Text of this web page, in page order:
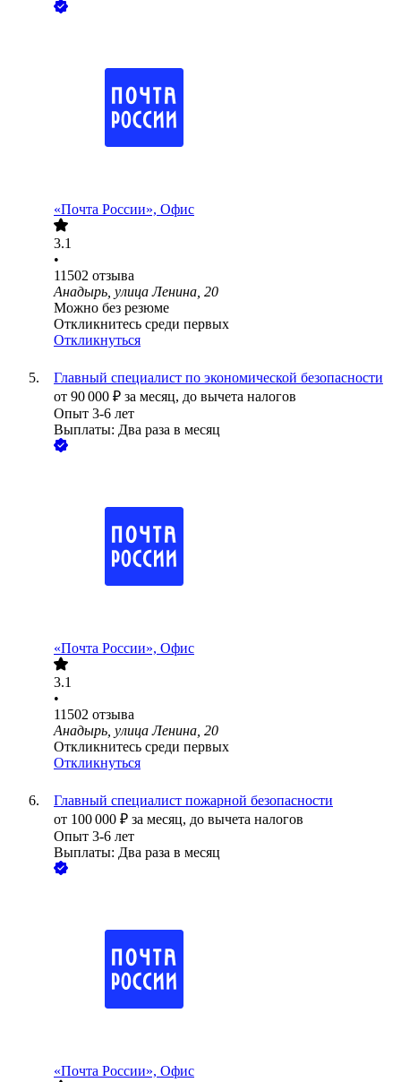
«Почта России», Офис
3.1
•
11502 отзыва
Анадырь, улица Ленина, 20
Можно без резюме
Откликнитесь среди первых
Откликнуться
Главный специалист по экономической безопасности
от 90 000 ₽ за месяц, до вычета налогов
Опыт 3-6 лет
Выплаты: Два раза в месяц
«Почта России», Офис
3.1
•
11502 отзыва
Анадырь, улица Ленина, 20
Откликнитесь среди первых
Откликнуться
Главный специалист пожарной безопасности
от 100 000 ₽ за месяц, до вычета налогов
Опыт 3-6 лет
Выплаты: Два раза в месяц
«Почта России», Офис